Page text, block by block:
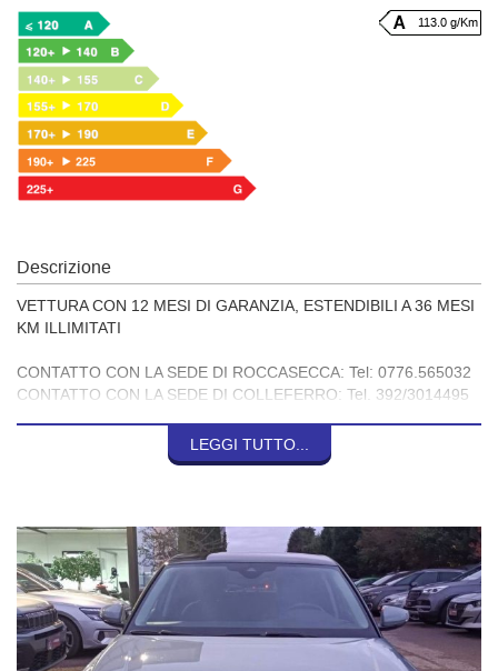
113.0 g/Km
Descrizione
VETTURA CON 12 MESI DI GARANZIA, ESTENDIBILI A 36 MESI
KM ILLIMITATI
CONTATTO CON LA SEDE DI ROCCASECCA: Tel: 0776.565032
CONTATTO CON LA SEDE DI COLLEFERRO: Tel. 392/3014495
PREZZO FRUIBILE CON FINANZIAMENTO
SEGUICI SU TUTTI I SOCIAL PER ESSERE SEMPRE
AGGIORNATO IN TEMPO REALE SULLE NOSTRE OFFERTE
COMMERCIALI!!!
WWW.RICCICAR.IT
LEGGI TUTTO...